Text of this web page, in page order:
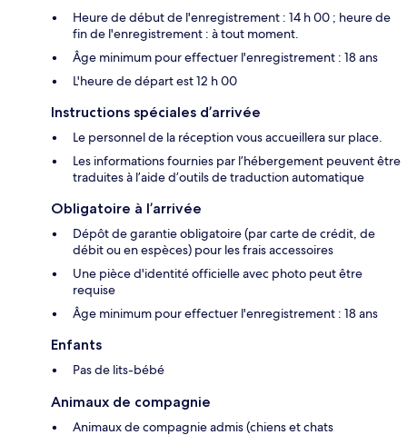
Heure de début de l'enregistrement : 14 h 00 ; heure de
fin de l'enregistrement : à tout moment.
Âge minimum pour effectuer l'enregistrement : 18 ans
L'heure de départ est 12 h 00
Instructions spéciales d’arrivée
Le personnel de la réception vous accueillera sur place.
Les informations fournies par l’hébergement peuvent être
traduites à l’aide d’outils de traduction automatique
Obligatoire à l’arrivée
Dépôt de garantie obligatoire (par carte de crédit, de
débit ou en espèces) pour les frais accessoires
Une pièce d'identité officielle avec photo peut être
requise
Âge minimum pour effectuer l'enregistrement : 18 ans
Enfants
Pas de lits-bébé
Animaux de compagnie
Animaux de compagnie admis (chiens et chats